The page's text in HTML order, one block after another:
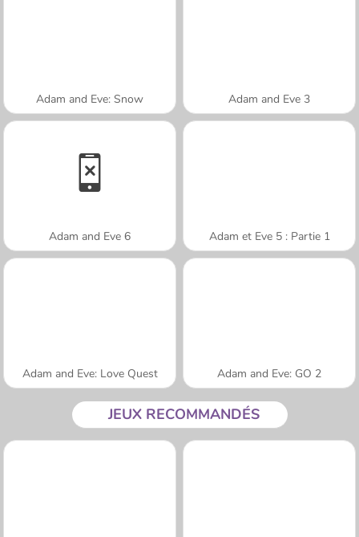
Adam and Eve: Snow Adam and Eve 3
Adam and Eve 6 Adam et Eve 5 : Partie 1
Adam and Eve: Love Quest Adam and Eve: GO 2
JEUX RECOMMANDÉS